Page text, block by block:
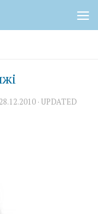
28.12.2010 · UPDATED